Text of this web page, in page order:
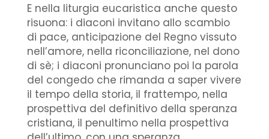
E nella liturgia eucaristica anche questo
risuona: i diaconi invitano allo scambio
di pace, anticipazione del Regno vissuto
nell’amore, nella riconciliazione, nel dono
di sè; i diaconi pronunciano poi la parola
del congedo che rimanda a saper vivere
il tempo della storia, il frattempo, nella
prospettiva del definitivo della speranza
cristiana, il penultimo nella prospettiva